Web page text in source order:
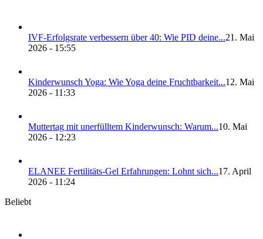
IVF-Erfolgs­ra­te ver­bes­sern über 40: Wie PID dei­ne...21. Mai
2026 - 15:55
Kin­der­wunsch Yoga: Wie Yoga dei­ne Frucht­bar­keit...12. Mai
2026 - 11:33
Mut­ter­tag mit uner­füll­tem Kin­der­wunsch: War­um...10. Mai
2026 - 12:23
ELANEE Fer­ti­li­täts-Gel Erfah­run­gen: Lohnt sich...17. April
2026 - 11:24
Beliebt